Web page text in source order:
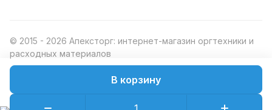
В корзину
© 2015 - 2026 Апексторг: интернет-магазин оргтехники и
расходных материалов
Конфиденциальность